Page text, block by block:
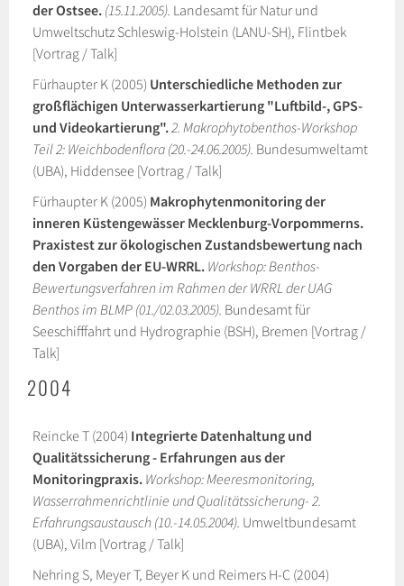
der Ostsee. (15.11.2005). Landesamt für Natur und
Umweltschutz Schleswig-Holstein (LANU-SH), Flintbek
[Vortrag / Talk]
Fürhaupter K (2005) Unterschiedliche Methoden zur
großflächigen Unterwasserkartierung "Luftbild-, GPS-
und Videokartierung".2. Makrophytobenthos-Workshop
Teil 2: Weichbodenflora (20.-24.06.2005). Bundesumweltamt
(UBA), Hiddensee [Vortrag / Talk]
Fürhaupter K (2005) Makrophytenmonitoring der
inneren Küstengewässer Mecklenburg-Vorpommerns.
Praxistest zur ökologischen Zustandsbewertung nach
den Vorgaben der EU-WRRL. Workshop: Benthos-
Bewertungsverfahren im Rahmen der WRRL der UAG
Benthos im BLMP (01./02.03.2005). Bundesamt für
Seeschifffahrt und Hydrographie (BSH), Bremen [Vortrag /
Talk]
2004
Reincke T (2004) Integrierte Datenhaltung und
Qualitätssicherung - Erfahrungen aus der
Monitoringpraxis. Workshop: Meeresmonitoring,
Wasserrahmenrichtlinie und Qualitätssicherung- 2.
Erfahrungsaustausch (10.-14.05.2004). Umweltbundesamt
(UBA), Vilm [Vortrag / Talk]
Nehring S, Meyer T, Beyer K und Reimers H-C (2004)